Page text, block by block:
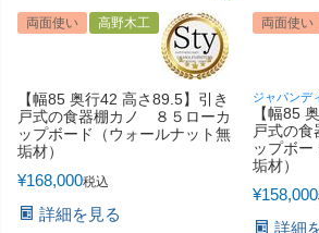
両面使い 高野木工
【幅85 奥行42 高さ89.5】引き
戸式の食器棚カノ ８５ローカ
ップボード（ウォールナット無
垢材）
¥168,000税込
詳細を見る
両面使い
ジャパンデ
【幅85
戸式の
ップボ
垢材）
¥158,000
詳細